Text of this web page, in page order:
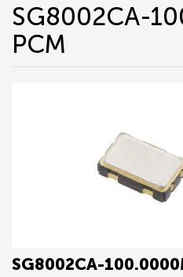
SG8002CA-
PCM
SG8002CA-